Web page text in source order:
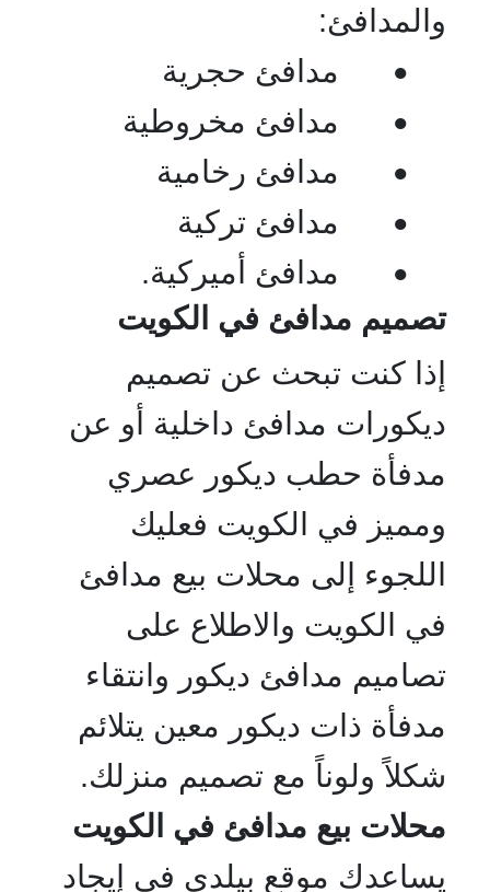
والمدافئ:
• مدافئ حجرية
• مدافئ مخروطية
• مدافئ رخامية
• مدافئ تركية
• مدافئ أميركية.
تصميم مدافئ في الكويت
إذا كنت تبحث عن تصميم
ديكورات مدافئ داخلية أو عن
مدفأة حطب ديكور عصري
ومميز في الكويت فعليك
اللجوء إلى محلات بيع مدافئ
في الكويت والاطلاع على
تصاميم مدافئ ديكور وانتقاء
مدفأة ذات ديكور معين يتلائم
شكلاً ولوناً مع تصميم منزلك.
محلات بيع مدافئ في الكويت
يساعدك موقع بيلدي في إيجاد